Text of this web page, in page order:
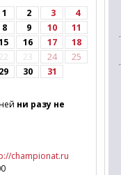
1 2 3
4
8 9 10
11
16 17
18
22 23 24
25
29 30 31
ни разу не
championat.ru